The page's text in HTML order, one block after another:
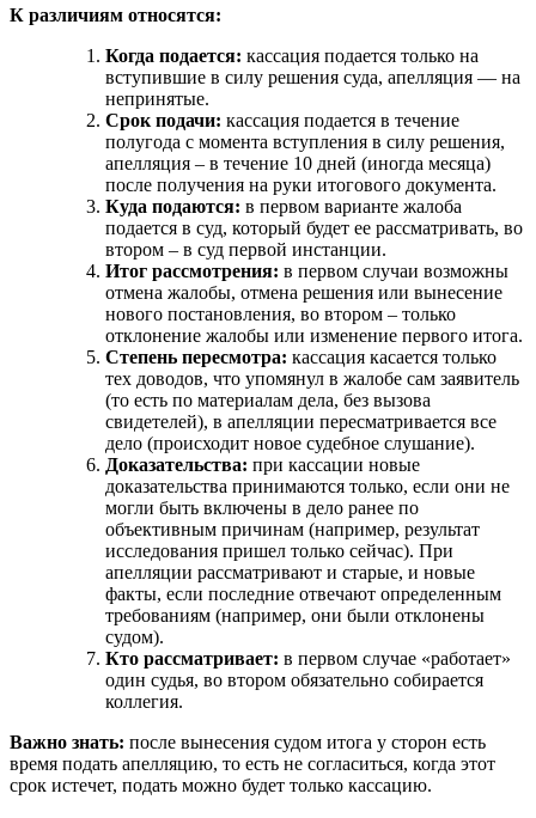
К различиям относятся:
Когда подается: кассация подается только на
вступившие в силу решения суда, апелляция — на
непринятые.
Срок подачи: кассация подается в течение
полугода с момента вступления в силу решения,
апелляция – в течение 10 дней (иногда месяца)
после получения на руки итогового документа.
Куда подаются: в первом варианте жалоба
подается в суд, который будет ее рассматривать, во
втором – в суд первой инстанции.
Итог рассмотрения: в первом случаи возможны
отмена жалобы, отмена решения или вынесение
нового постановления, во втором – только
отклонение жалобы или изменение первого итога.
Степень пересмотра: кассация касается только
тех доводов, что упомянул в жалобе сам заявитель
(то есть по материалам дела, без вызова
свидетелей), в апелляции пересматривается все
дело (происходит новое судебное слушание).
Доказательства: при кассации новые
доказательства принимаются только, если они не
могли быть включены в дело ранее по
объективным причинам (например, результат
исследования пришел только сейчас). При
апелляции рассматривают и старые, и новые
факты, если последние отвечают определенным
требованиям (например, они были отклонены
судом).
Кто рассматривает: в первом случае «работает»
один судья, во втором обязательно собирается
коллегия.
Важно знать: после вынесения судом итога у сторон есть
время подать апелляцию, то есть не согласиться, когда этот
срок истечет, подать можно будет только кассацию.